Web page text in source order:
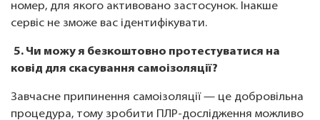
номер, для якого активовано застосунок. Інакше
сервіс не зможе вас ідентифікувати.
5. Чи можу я безкоштовно протестуватися на
ковід для скасування самоізоляції?
Завчасне припинення самоізоляції — це добровільна
процедура, тому зробити ПЛР-дослідження можливо